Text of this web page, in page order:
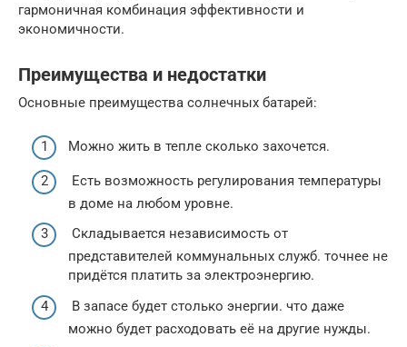
гармоничная комбинация эффективности и
экономичности.
Преимущества и недостатки
Основные преимущества солнечных батарей:
Можно жить в тепле сколько захочется.
Есть возможность регулирования температуры
в доме на любом уровне.
Складывается независимость от
представителей коммунальных служб. точнее не
придётся платить за электроэнергию.
В запасе будет столько энергии. что даже
можно будет расходовать её на другие нужды.